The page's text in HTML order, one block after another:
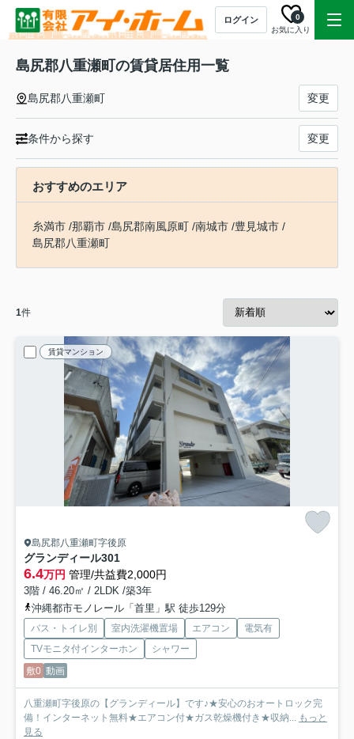
ログイン
お気に入り
0
島尻郡八重瀬町の賃貸居住用一覧
島尻郡八重瀬町 変更
条件から探す 変更
おすすめのエリア
糸満市 /那覇市 /島尻郡南風原町 /南城市 /豊見城市 /
島尻郡八重瀬町
1件
賃貸マンション
島尻郡八重瀬町字後原
グランディール301
6.4万円 管理/共益費2,000円
3階 / 46.20㎡ / 2LDK /築3年
沖縄都市モノレール「首里」駅 徒歩129分
バス・トイレ別 室内洗濯機置場 エアコン
電気有
TVモニタ付インターホン
シャワー
敷0 動画
八重瀬町字後原の【グランディール】です♪★安心のおオートロック完
備！インターネット無料★エアコン付★ガス乾燥機付き★収納... もっと
見る